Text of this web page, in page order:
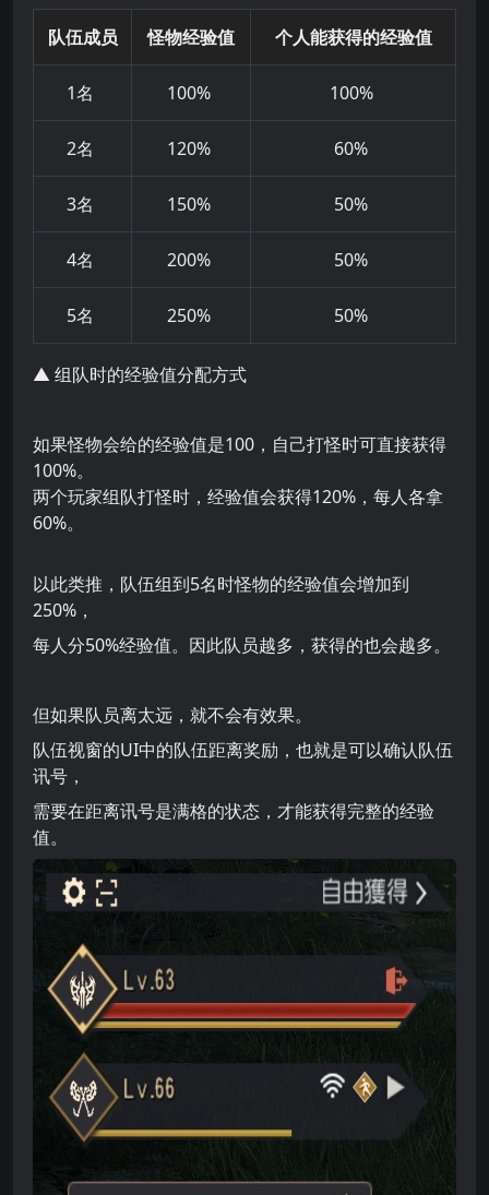
队伍成员 怪物经验值 个人能获得的经验值
1名 100% 100%
2名 120% 60%
3名 150% 50%
4名 200% 50%
5名 250% 50%
▲ 组队时的经验值分配方式
如果怪物会给的经验值是100，自己打怪时可直接获得
100%。
两个玩家组队打怪时，经验值会获得120%，每人各拿
60%。
以此类推，队伍组到5名时怪物的经验值会增加到
250%，
每人分50%经验值。因此队员越多，获得的也会越多。
但如果队员离太远，就不会有效果。
队伍视窗的UI中的队伍距离奖励，也就是可以确认队伍
讯号，
需要在距离讯号是满格的状态，才能获得完整的经验
值。